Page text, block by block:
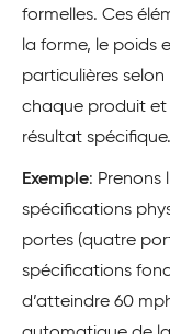
formelles. Ces
la forme, le poids
particulières
chaque produit et
résultat spécifique.
Exemple: Prenons
spécifications
portes (quatre
spécifications
d’atteindre 60